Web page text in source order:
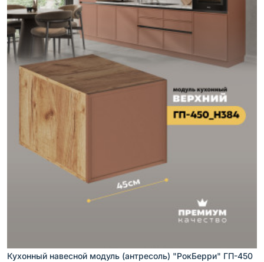
Кухонный навесной модуль (антресоль) "РокБерри" ГП-450